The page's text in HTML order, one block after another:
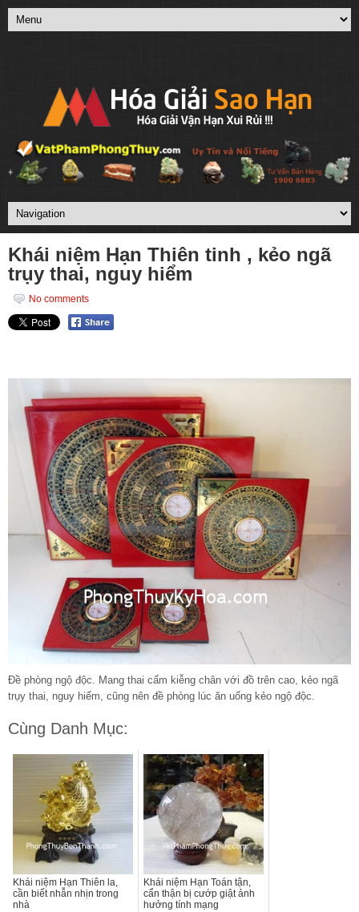
Khái niệm Hạn Thiên tinh , kẻo ngã
trụy thai, nguy hiểm
No comments
Đề phòng ngộ độc. Mang thai cấm kiễng chân với đồ trên cao, kẻo ngã
trụy thai, nguy hiểm, cũng nên đề phòng lúc ăn uống kẻo ngộ độc.
Cùng Danh Mục:
Khái niệm Hạn Thiên la,
cần biết nhẫn nhịn trong
nhà
Khái niệm Hạn Toán tận,
cẩn thận bị cướp giật ảnh
hưởng tính mạng